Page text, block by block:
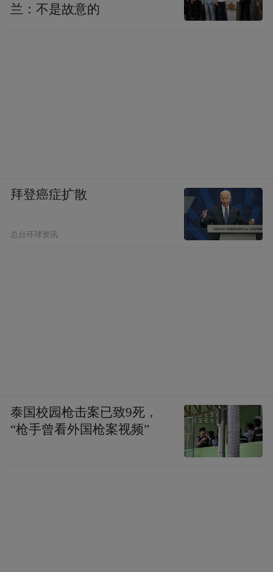
兰：不是故意的
拜登癌症扩散
总台环球资讯
泰国校园枪击案已致9死，
“枪手曾看外国枪案视频”